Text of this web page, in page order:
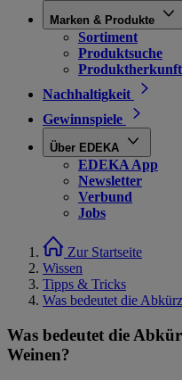
Marken & Produkte
Sortiment
Produktsuche
Produktherkunft
Nachhaltigkeit
Gewinnspiele
Über EDEKA
EDEKA App
Newsletter
Verbund
Jobs
Zur Startseite
Wissen
Tipps & Tricks
Was bedeutet die
Was bedeutet die
Weinen?